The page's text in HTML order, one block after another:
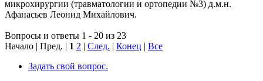
микрохирургии (травматологии и ортопедии №3) д.м.н.
Афанасьев Леонид Михайлович.
Вопросы и ответы 1 - 20 из 23
Начало | Пред. | 1 2 | След. | Конец | Все
Задать свой вопрос.